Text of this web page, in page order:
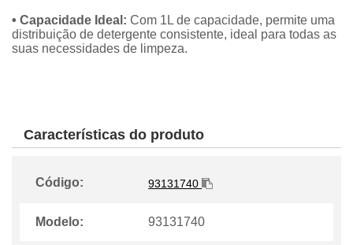
• Capacidade Ideal: Com 1L de capacidade, permite uma
distribuição de detergente consistente, ideal para todas as
suas necessidades de limpeza.
Características do produto
Código: 93131740
Modelo: 93131740